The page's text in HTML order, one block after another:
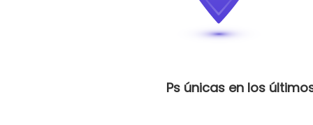
Ps únicas en los